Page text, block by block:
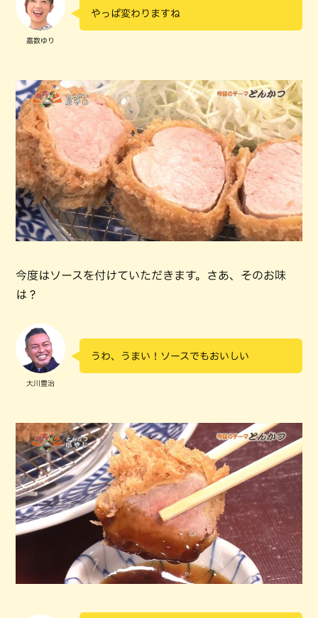
嘉数ゆり
やっぱ変わりますね
今度はソースを付けていただきます。さあ、そのお味
は？
大川豊治
うわ、うまい！ソースでもおいしい